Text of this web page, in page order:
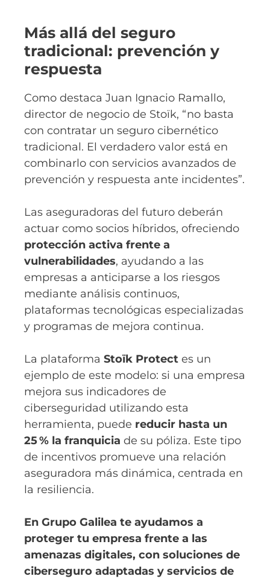
Más allá del seguro
tradicional: prevención y
respuesta
Como destaca Juan Ignacio Ramallo,
director de negocio de Stoïk, “no basta
con contratar un seguro cibernético
tradicional. El verdadero valor está en
combinarlo con servicios avanzados de
prevención y respuesta ante incidentes”.
Las aseguradoras del futuro deberán
actuar como socios híbridos, ofreciendo
protección activa frente a
vulnerabilidades, ayudando a las
empresas a anticiparse a los riesgos
mediante análisis continuos,
plataformas tecnológicas especializadas
y programas de mejora continua.
La plataforma Stoïk Protect es un
ejemplo de este modelo: si una empresa
mejora sus indicadores de
ciberseguridad utilizando esta
herramienta, puede reducir hasta un
25 % la franquicia de su póliza. Este tipo
de incentivos promueve una relación
aseguradora más dinámica, centrada en
la resiliencia.
En Grupo Galilea te ayudamos a
proteger tu empresa frente a las
amenazas digitales, con soluciones de
ciberseguro adaptadas y servicios de